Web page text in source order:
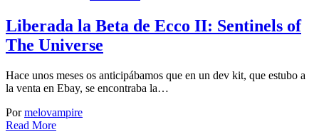
Liberada la Beta de Ecco II: Sentinels of
The Universe
Hace unos meses os anticipábamos que en un dev kit, que estubo a
la venta en Ebay, se encontraba la…
Pormelovampire
Read More